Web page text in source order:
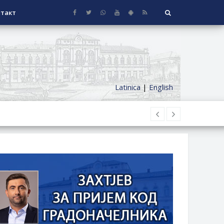
Latinica|English
КУЋЕ СА ОКУЋНИЦОМ НА
БОРАЧКИ ДОДАТАК ЗА